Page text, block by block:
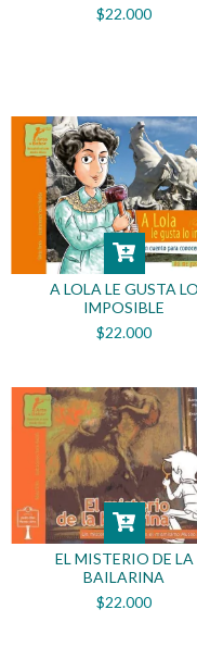
$22.000
A LOLA LE GUSTA LO
IMPOSIBLE
$22.000
EL MISTERIO DE LA
BAILARINA
$22.000